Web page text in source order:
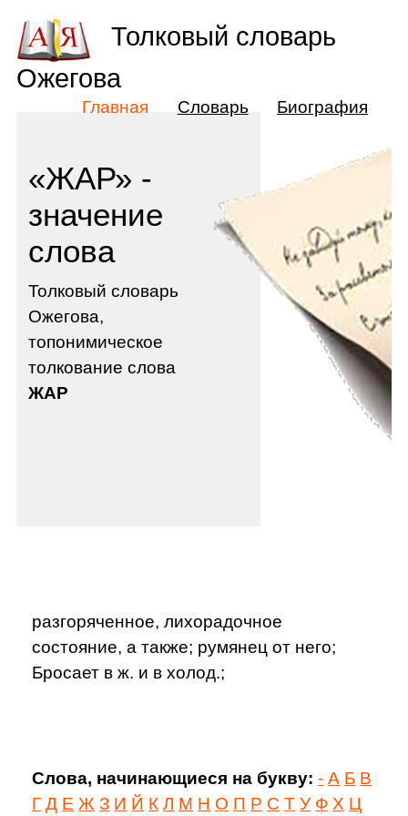
«ЖАР» -
значение
слова
Толковый словарь
Ожегова,
топонимическое
толкование слова
ЖАР
разгоряченное, лихорадочное
состояние, а также; румянец от него;
Бросает в ж. и в холод.;
Слова, начинающиеся на букву: - А Б В
Г Д Е Ж З И Й К Л М Н О П Р С Т У Ф Х Ц
Толковый словарь
Ожегова
Главная Словарь Биография